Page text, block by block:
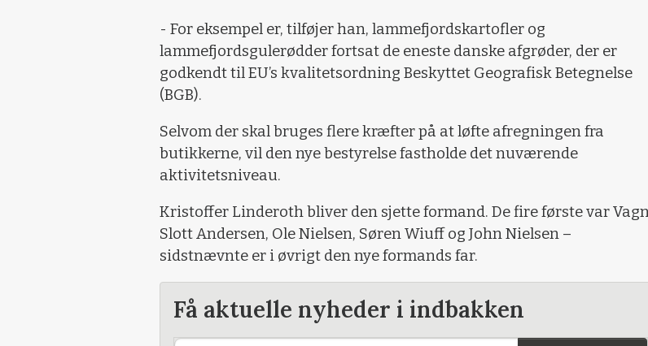
- For eksempel er, tilføjer han, lammefjordskartofler og
lammefjordsgulerødder fortsat de eneste danske afgrøder, der er
godkendt til EU’s kvalitetsordning Beskyttet Geografisk Betegnelse
(BGB).
Selvom der skal bruges flere kræfter på at løfte afregningen fra
butikkerne, vil den nye bestyrelse fastholde det nuværende
aktivitetsniveau.
Kristoffer Linderoth bliver den sjette formand. De fire første var
Slott Andersen, Ole Nielsen, Søren Wiuff og John Nielsen –
sidstnævnte er i øvrigt den nye formands far.
Få aktuelle nyheder i indbakken